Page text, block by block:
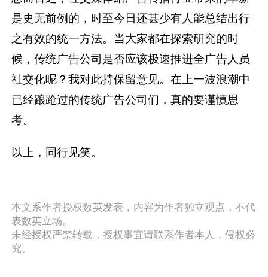
是史无前例的，时至今日还甚少有人能总结出行
之有效的统一方法。当大家都在探索研究的时
候，传统广告公司是否应该极速推进全广告人员
社交化呢？我对此持保留意见。在上一波浪潮中
已经踉跄过的传统广告公司们，真的要谨慎思
考。
以上，同行见笑。
本文系作者授权数英发表，内容为作者独立观点，不代
表数英立场。
未经授权严禁转载，授权事宜请联系作者本人，侵权必
究。